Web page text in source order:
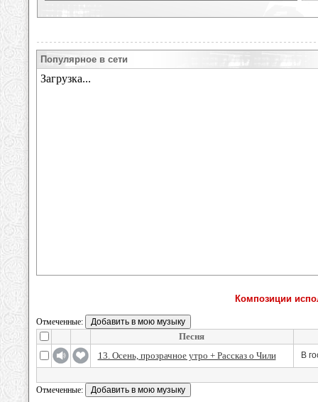
Популярное в сети
Композиции
Отмеченные:
Песня
13. Осень, прозрачное утро + Рассказ о Чили
В
Отмеченные: